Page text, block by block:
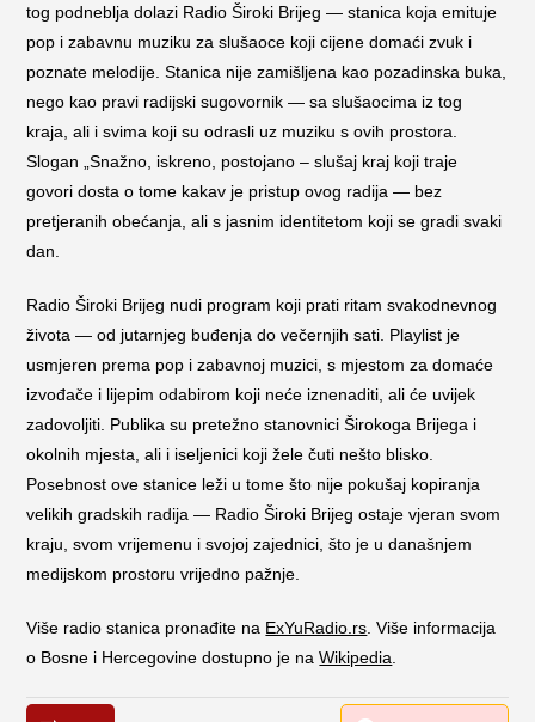
tog podneblja dolazi Radio Široki Brijeg — stanica koja emituje
pop i zabavnu muziku za slušaoce koji cijene domaći zvuk i
poznate melodije. Stanica nije zamišljena kao pozadinska buka,
nego kao pravi radijski sugovornik — sa slušaocima iz tog
kraja, ali i svima koji su odrasli uz muziku s ovih prostora.
Slogan „Snažno, iskreno, postojano – slušaj kraj koji traje
govori dosta o tome kakav je pristup ovog radija — bez
pretjeranih obećanja, ali s jasnim identitetom koji se gradi svaki
dan.
Radio Široki Brijeg nudi program koji prati ritam svakodnevnog
života — od jutarnjeg buđenja do večernjih sati. Playlist je
usmjeren prema pop i zabavnoj muzici, s mjestom za domaće
izvođače i lijepim odabirom koji neće iznenaditi, ali će uvijek
zadovoljiti. Publika su pretežno stanovnici Širokoga Brijega i
okolnih mjesta, ali i iseljenici koji žele čuti nešto blisko.
Posebnost ove stanice leži u tome što nije pokušaj kopiranja
velikih gradskih radija — Radio Široki Brijeg ostaje vjeran svom
kraju, svom vrijemenu i svojoj zajednici, što je u današnjem
medijskom prostoru vrijedno pažnje.
Više radio stanica pronađite na ExYuRadio.rs . Više informacija
o Bosne i Hercegovine dostupno je naWikipedia